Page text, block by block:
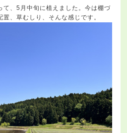
て、5月中旬に植えました。今は棚づ
、草むしり、そんな感じです。